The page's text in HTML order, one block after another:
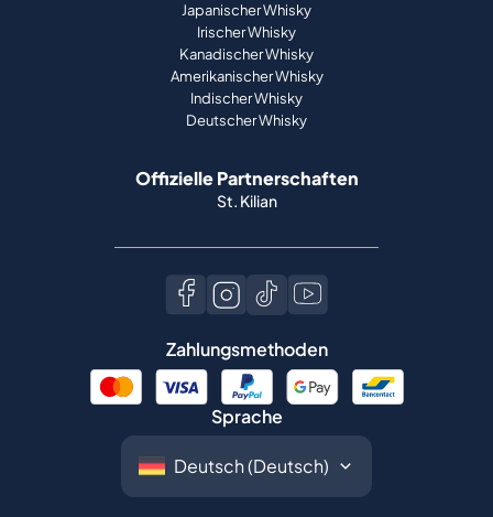
Japanischer Whisky
Irischer Whisky
Kanadischer Whisky
Amerikanischer Whisky
Indischer Whisky
Deutscher Whisky
Offizielle Partnerschaften
St. Kilian
Zahlungsmethoden
Sprache